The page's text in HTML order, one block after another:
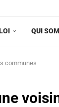
QUI
communes